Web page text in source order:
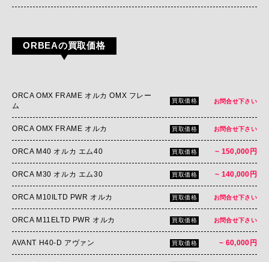
ORBEAの買取価格
ORCA OMX FRAME オルカ OMX フレー
ム
買取価格 お問合せ下さい
ORCA OMX FRAME オルカ 買取価格 お問合せ下さい
ORCA M40 オルカ エム40 買取価格 ~ 150,000円
ORCA M30 オルカ エム30 買取価格 ~ 140,000円
ORCA M10ILTD PWR オルカ 買取価格 お問合せ下さい
ORCA M11ELTD PWR オルカ 買取価格 お問合せ下さい
AVANT H40-D アヴァン 買取価格 ~ 60,000円